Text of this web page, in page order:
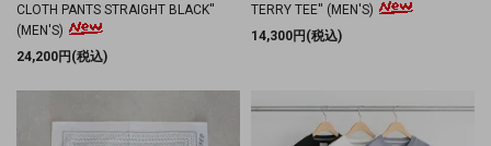
CLOTH PANTS STRAIGHT BLACK''
(MEN'S)
24,200円(税込)
TERRY TEE'' (MEN'S)
14,300円(税込)